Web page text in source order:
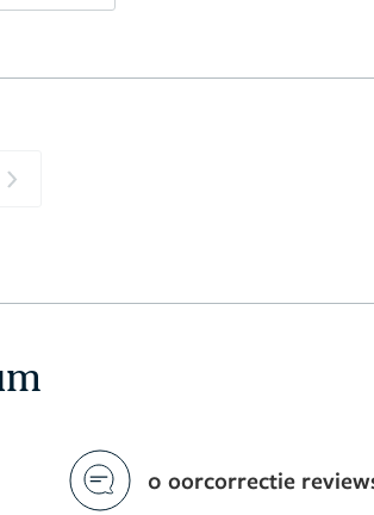
Next
0 oorcorrectie